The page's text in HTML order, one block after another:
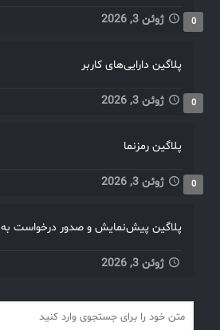
ژوئن 3, 2026 0
پلاگین دارایی‌های کاربر
ژوئن 3, 2026 0
پلاگین رمزنما
ژوئن 3, 2026 0
پلاگین پیش‌نمایش و صدور درخواست به PDF
ژوئن 3, 2026